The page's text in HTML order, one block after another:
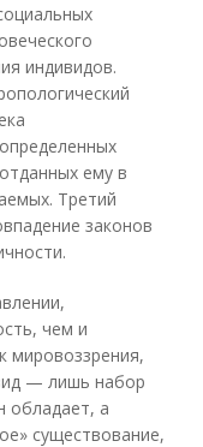
индивидов.
ему в
Третий
законов
чем и
мировоззрения,
— лишь набор
обладает, а
существование,